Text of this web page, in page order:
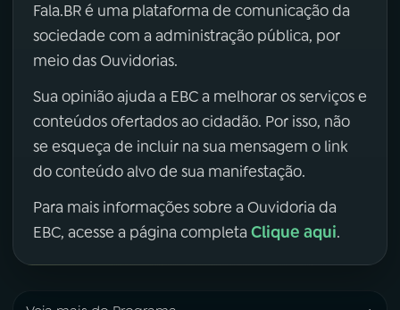
Fala.BR é uma plataforma de comunicação da
sociedade com a administração pública, por
meio das Ouvidorias.
Sua opinião ajuda a EBC a melhorar os serviços e
conteúdos ofertados ao cidadão. Por isso, não
se esqueça de incluir na sua mensagem o link
do conteúdo alvo de sua manifestação.
Para mais informações sobre a Ouvidoria da
EBC, acesse a página completa Clique aqui.